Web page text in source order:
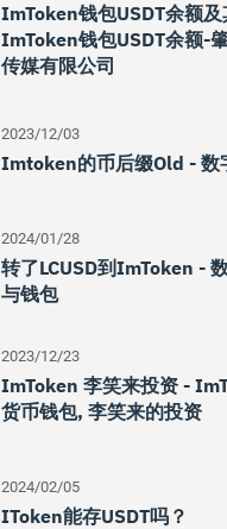
ImToken钱包USDT余额
ImToken钱包USDT余额-
传媒有限公司
2023/12/03
Imtoken的币后缀old - 数
2024/01/28
转了LCUSD到imToken -
与钱包
2023/12/23
ImToken 李笑来投资 -
货币钱包, 李笑来的投资
2024/02/05
IToken能存USDT吗？